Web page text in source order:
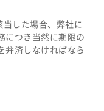
した場合、弊社に
につき当然に期限の
弁済しなければなら